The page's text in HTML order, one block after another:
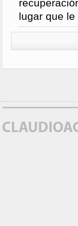
lugar que